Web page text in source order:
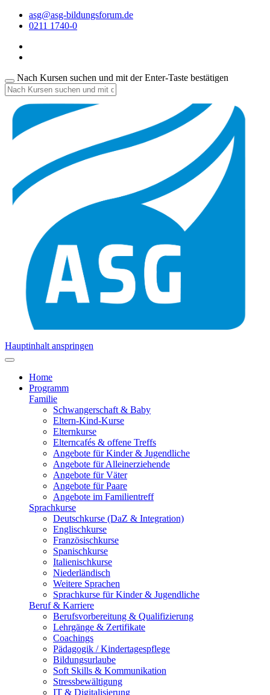
asg@asg-bildungsforum.de
0211 1740-0
Nach Kursen suchen und mit der Enter-Taste bestätigen
Hauptinhalt anspringen
Home
Programm
Familie
Schwangerschaft & Baby
Eltern-Kind-Kurse
Elternkurse
Elterncafés & offene Treffs
Angebote für Kinder & Jugendliche
Angebote für Alleinerziehende
Angebote für Väter
Angebote für Paare
Angebote im Familientreff
Sprachkurse
Deutschkurse (DaZ & Integration)
Englischkurse
Französischkurse
Spanischkurse
Italienischkurse
Niederländisch
Weitere Sprachen
Sprachkurse für Kinder & Jugendliche
Beruf & Karriere
Berufsvorbereitung & Qualifizierung
Lehrgänge & Zertifikate
Coachings
Pädagogik / Kindertagespflege
Bildungsurlaube
Soft Skills & Kommunikation
Stressbewältigung
IT & Digitalisierung